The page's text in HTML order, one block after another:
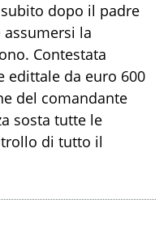
dopo il padre
la
Contestata
edittale da euro 600
del comandante
sosta tutte le
di tutto il